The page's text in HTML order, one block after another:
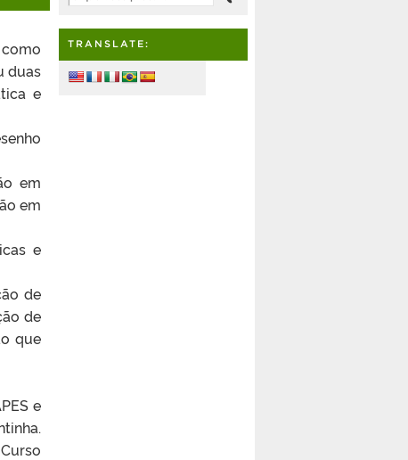
duas
e
em
em
e
de
de
que
e
TRANSLATE: